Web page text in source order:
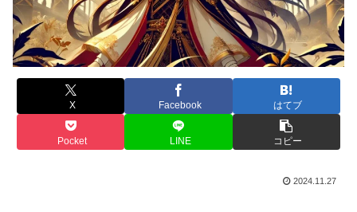
X Facebook はてブ
Pocket LINE コピー
2024.11.27